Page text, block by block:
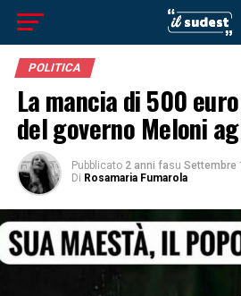
POLITICA
La mancia di 500
del governo Meloni
Pubblicato 2 anni fasu Settembre
Di Rosamaria Fumarola